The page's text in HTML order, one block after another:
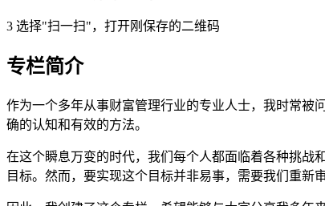
3 选择"扫一扫"，打开刚保存的二维码
专栏简介
作为一个多年从事财富管理行业的专业人士，我时常被
确的认知和有效的方法。
在这个瞬息万变的时代，我们每个人都面临着各种挑战
目标。然而，要实现这个目标并非易事，需要我们重新